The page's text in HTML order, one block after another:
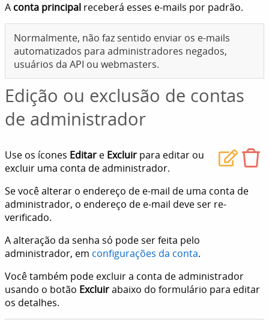
A conta principal receberá esses e-mails por padrão.
Normalmente, não faz sentido enviar os e-mails
automatizados para administradores negados,
usuários da API ou webmasters.
Edição ou exclusão de contas
de administrador
Use os ícones Editar e Excluir para editar ou
excluir uma conta de administrador.
Se você alterar o endereço de e-mail de uma conta de
administrador, o endereço de e-mail deve ser re-
verificado.
A alteração da senha só pode ser feita pelo
administrador, em configurações da conta.
Você também pode excluir a conta de administrador
usando o botão Excluirabaixo do formulário para editar
os detalhes.